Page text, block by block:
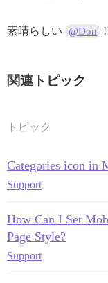
素晴らしい @Don
関連トピック
トピック
Categories icon in
Support
How Can I Set
Page Style?
Support